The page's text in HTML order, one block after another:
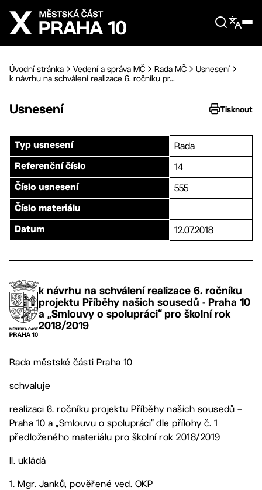
Přejít na hlavní obsah
Úvodní stránka Vedení a správa MČ Rada MČ
Usnesení
k návrhu na schválení realizace 6. ročníku pr...
Usnesení Tisknout
Typ usnesení Rada
Referenční číslo 14
Číslo usnesení 555
Číslo materiálu
Datum 12.07.2018
k návrhu na schválení realizace 6. ročníku
projektu Příběhy našich sousedů - Praha 10
a „Smlouvy o spolupráci“ pro školní rok
2018/2019
Rada městské části Praha 10
schvaluje
realizaci 6. ročníku projektu Příběhy našich sousedů –
Praha 10 a „Smlouvu o spolupráci“ dle přílohy č. 1
předloženého materiálu pro školní rok 2018/2019
II. ukládá
1. Mgr. Janků, pověřené ved. OKP